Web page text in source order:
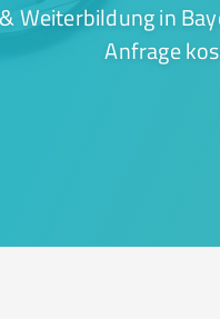
& Weiterbildung in
Anfrage